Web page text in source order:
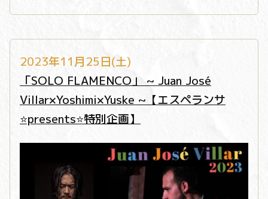
2023年11月25日(土)
「SOLO FLAMENCO」 ~ Juan José
Villar×Yoshimi×Yuske ~【エスペランサ
⭐️presents⭐️特別企画】